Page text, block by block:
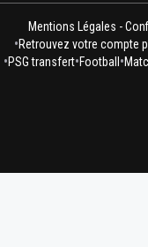
Mentions Légales -
•Retrouvez votre compte
•PSG transfert•Football•